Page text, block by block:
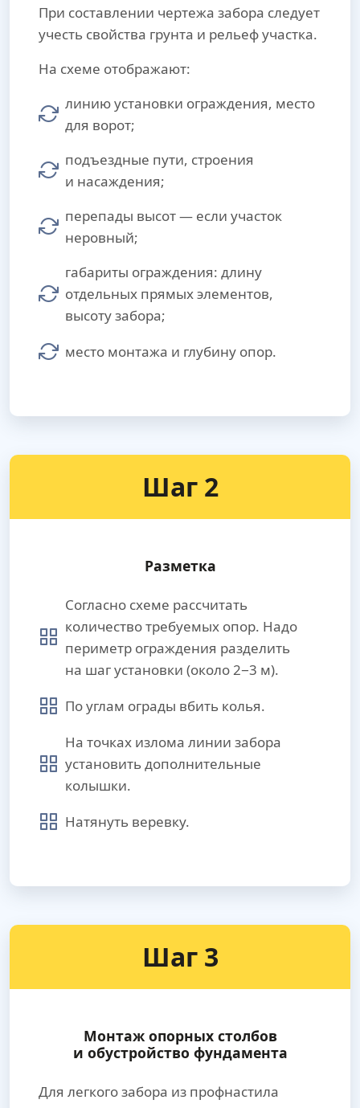
При составлении чертежа забора следует
учесть свойства грунта и рельеф участка.
На схеме отображают:
линию установки ограждения, место
для ворот;
подъездные пути, строения
и насаждения;
перепады высот — если участок
неровный;
габариты ограждения: длину
отдельных прямых элементов,
высоту забора;
место монтажа и глубину опор.
Шаг 2
Разметка
Согласно схеме рассчитать
количество требуемых опор. Надо
периметр ограждения разделить
на шаг установки (около 2−3 м).
По углам ограды вбить колья.
На точках излома линии забора
установить дополнительные
колышки.
Натянуть веревку.
Шаг 3
Монтаж опорных столбов
и обустройство фундамента
Для легкого забора из профнастила